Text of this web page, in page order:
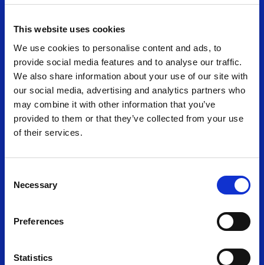
This website uses cookies
We use cookies to personalise content and ads, to
provide social media features and to analyse our traffic.
We also share information about your use of our site with
our social media, advertising and analytics partners who
may combine it with other information that you’ve
provided to them or that they’ve collected from your use
of their services.
Selection
Necessary
Preferences
Statistics
Barcelona International Sports…
Leer noticia
Inscripcions obertes de la